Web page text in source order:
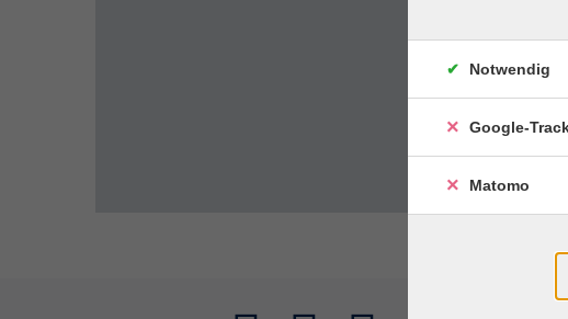
Notwendig
Google-
Matomo